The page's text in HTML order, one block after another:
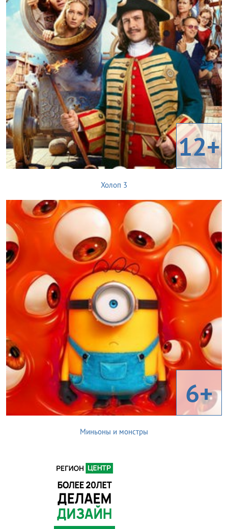
12+
Холоп 3
6+
Миньоны и монстры